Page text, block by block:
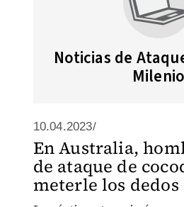
Noticias de
Milenio
10.04.2023/
En Australia,
de ataque de
meterle los dedos